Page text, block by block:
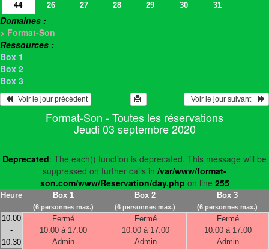
44
26 27 28 29 30 31
Domaines :
> Format-Son
Ressources :
Box 1
Box 2
Box 3
   Voir le jour précédent
  Voir le jour suivant
Format-Son - Toutes les réservations
Jeudi 03 septembre 2020
Deprecated: The each() function is deprecated. This message will be
suppressed on further calls in /var/www/format-
son.com/www/Reservation/day.php on line 255
Heure Box 1
(6 personnes max.)
Box 2
(6 personnes max.)
Box 3
(6 personnes max.)
10:00
-
10:30
Fermé
10:00 à 17:00
Admin
Fermé
10:00 à 17:00
Admin
Fermé
10:00 à 17:00
Admin